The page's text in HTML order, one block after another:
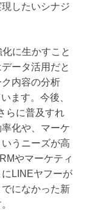
したいシナジ
に生かすこと
ータ活用だと
内容の分析
ます。今後、
らに普及すれ
化や、マーケ
うニーズが高
やマーケティ
LINEヤフーが
になかった新